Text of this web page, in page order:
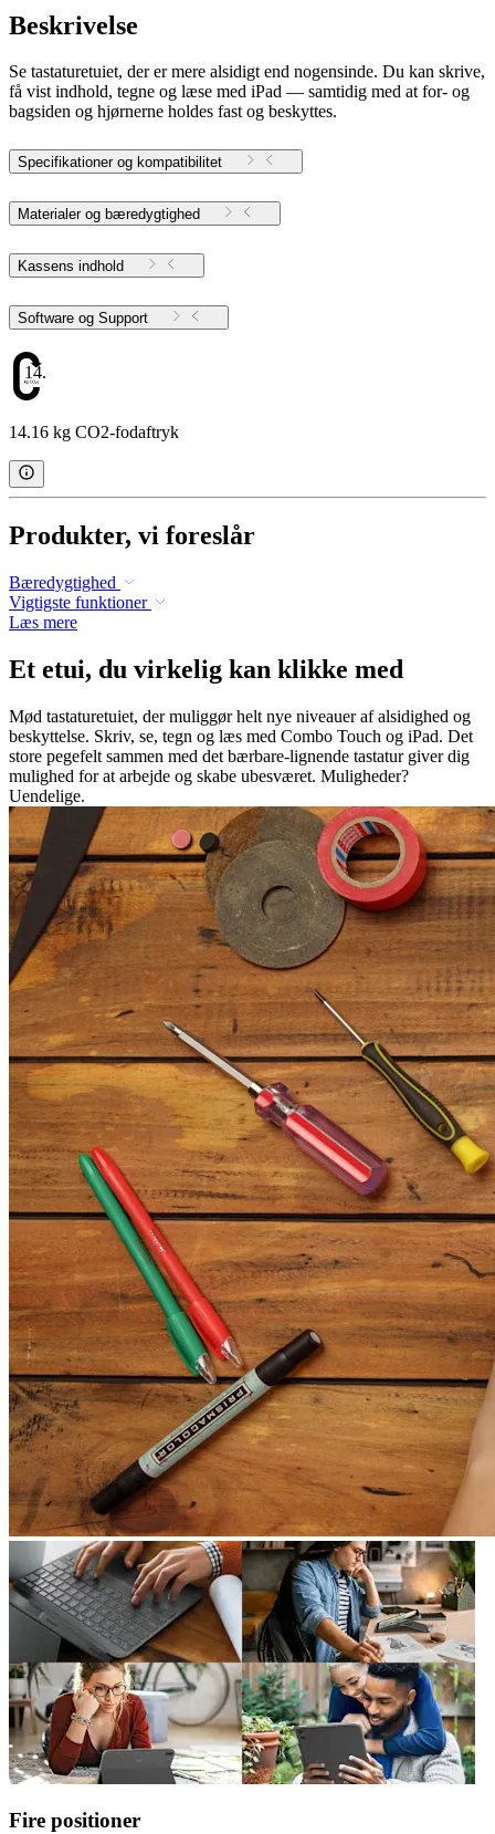
Beskrivelse
Se tastaturetuiet, der er mere alsidigt end nogensinde. Du kan skrive,
få vist indhold, tegne og læse med iPad — samtidig med at for- og
bagsiden og hjørnerne holdes fast og beskyttes.
Specifikationer og kompatibilitet
Materialer og bæredygtighed
Kassens indhold
Software og Support
14.16
14.16 kg CO2-fodaftryk
Produkter, vi foreslår
Bæredygtighed
Vigtigste funktioner
Læs mere
Et etui, du virkelig kan klikke med
Mød tastaturetuiet, der muliggør helt nye niveauer af alsidighed og
beskyttelse. Skriv, se, tegn og læs med Combo Touch og iPad. Det
store pegefelt sammen med det bærbare-lignende tastatur giver dig
mulighed for at arbejde og skabe ubesværet. Muligheder?
Uendelige.
Fire positioner